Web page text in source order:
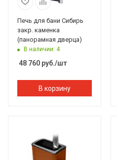
Печь для бани Сибирь
закр. каменка
(панорамная дверца)
В наличии: 4
48 760 руб./шт
В корзину